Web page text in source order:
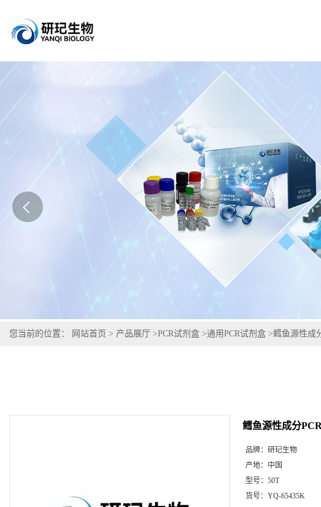
您当前的位置： 网站首页 > 产品展厅 >PCR试剂盒 >通用PCR试剂盒 >鳕鱼源性成
鳕鱼源性成分
品牌： 研玘生物
产地： 中国
型号： 50T
货号： YQ-65435K